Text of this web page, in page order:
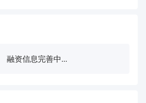
融资信息完善中...